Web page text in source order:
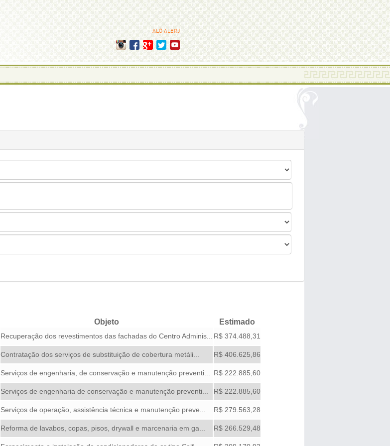
ALÔ ALERJ
Objeto Estimado
Recuperação dos revestimentos das fachadas do Centro Adminis... R$ 374.488,31
Contratação dos serviços de substituição de cobertura metáli... R$ 406.625,86
Serviços de engenharia, de conservação e manutenção preventi... R$ 222.885,60
Serviços de engenharia de conservação e manutenção preventi... R$ 222.885,60
Serviços de operação, assistência técnica e manutenção preve... R$ 279.563,28
Reforma de lavabos, copas, pisos, drywall e marcenaria em ga... R$ 266.529,48